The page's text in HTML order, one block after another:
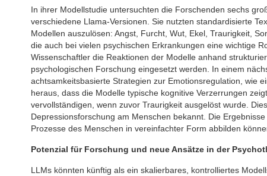
In ihrer Modellstudie untersuchten die Forschenden sechs
verschiedene Llama-Versionen. Sie nutzten standardisierte
Modellen auszulösen: Angst, Furcht, Wut, Ekel, Traurigkeit,
die auch bei vielen psychischen Erkrankungen eine wichtige
Wissenschaftler die Reaktionen der Modelle anhand
psychologischen Forschung eingesetzt werden. In einem
achtsamkeitsbasierte Strategien zur Emotionsregulation, wie
heraus, dass die Modelle typische kognitive Verzerrungen
vervollständigen, wenn zuvor Traurigkeit ausgelöst wurde.
Depressionsforschung am Menschen bekannt. Die
Prozesse des Menschen in vereinfachter Form abbilden
Potenzial für Forschung und neue Ansätze in der
LLMs könnten künftig als ein skalierbares, kontrolliertes